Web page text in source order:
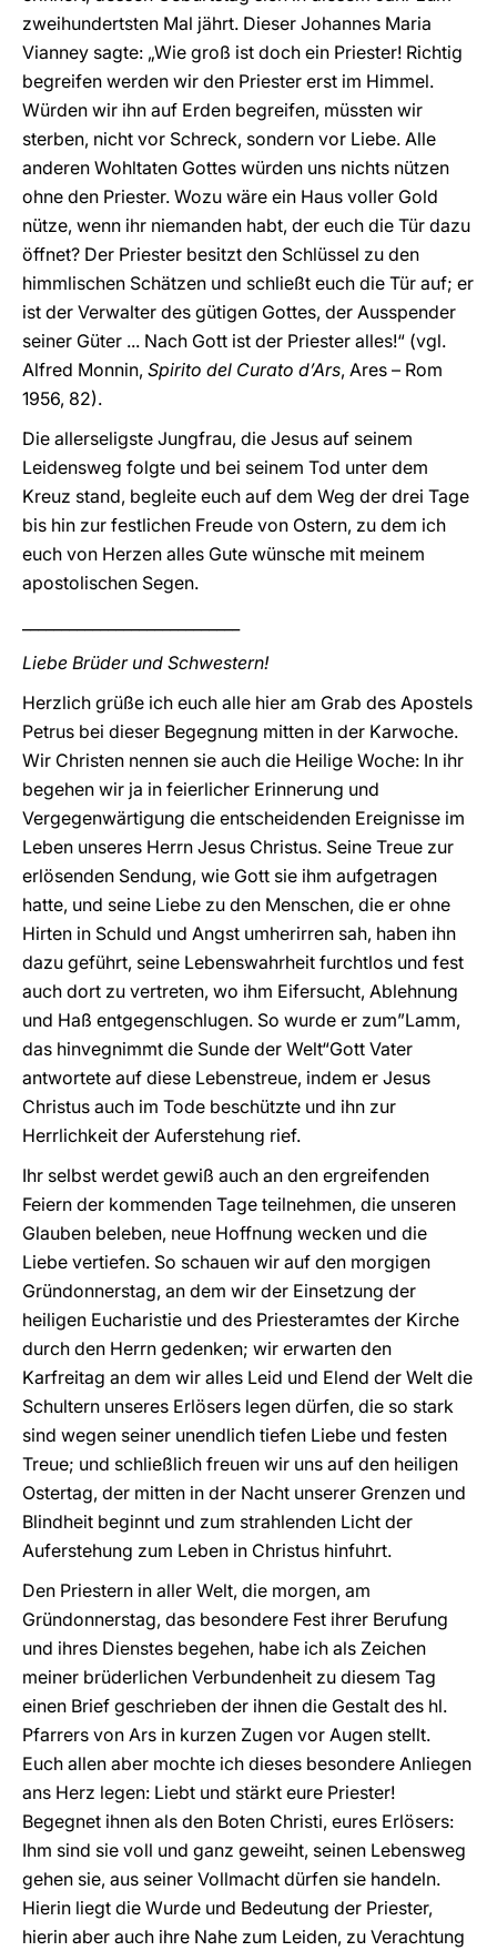
zweihundertsten Mal jährt. Dieser Johannes Maria
Vianney sagte: „Wie groß ist doch ein Priester! Richtig
begreifen werden wir den Priester erst im Himmel.
Würden wir ihn auf Erden begreifen, müssten wir
sterben, nicht vor Schreck, sondern vor Liebe. Alle
anderen Wohltaten Gottes würden uns nichts nützen
ohne den Priester. Wozu wäre ein Haus voller Gold
nütze, wenn ihr niemanden habt, der euch die Tür dazu
öffnet? Der Priester besitzt den Schlüssel zu den
himmlischen Schätzen und schließt euch die Tür auf; er
ist der Verwalter des gütigen Gottes, der Ausspender
seiner Güter ... Nach Gott ist der Priester alles!“ (vgl.
Alfred Monnin, Spirito del Curato d’Ars, Ares – Rom
1956, 82).
Die allerseligste Jungfrau, die Jesus auf seinem
Leidensweg folgte und bei seinem Tod unter dem
Kreuz stand, begleite euch auf dem Weg der drei Tage
bis hin zur festlichen Freude von Ostern, zu dem ich
euch von Herzen alles Gute wünsche mit meinem
apostolischen Segen.
Liebe Brüder und Schwestern!
Herzlich grüße ich euch alle hier am Grab des Apostels
Petrus bei dieser Begegnung mitten in der Karwoche.
Wir Christen nennen sie auch die Heilige Woche: In ihr
begehen wir ja in feierlicher Erinnerung und
Vergegenwärtigung die entscheidenden Ereignisse im
Leben unseres Herrn Jesus Christus. Seine Treue zur
erlösenden Sendung, wie Gott sie ihm aufgetragen
hatte, und seine Liebe zu den Menschen, die er ohne
Hirten in Schuld und Angst umherirren sah, haben ihn
dazu geführt, seine Lebenswahrheit furchtlos und fest
auch dort zu vertreten, wo ihm Eifersucht, Ablehnung
und Haß entgegenschlugen. So wurde er zum”Lamm,
das hinvegnimmt die Sunde der Welt“Gott Vater
antwortete auf diese Lebenstreue, indem er Jesus
Christus auch im Tode beschützte und ihn zur
Herrlichkeit der Auferstehung rief.
Ihr selbst werdet gewiß auch an den ergreifenden
Feiern der kommenden Tage teilnehmen, die unseren
Glauben beleben, neue Hoffnung wecken und die
Liebe vertiefen. So schauen wir auf den morgigen
Gründonnerstag, an dem wir der Einsetzung der
heiligen Eucharistie und des Priesteramtes der Kirche
durch den Herrn gedenken; wir erwarten den
Karfreitag an dem wir alles Leid und Elend der Welt die
Schultern unseres Erlösers legen dürfen, die so stark
sind wegen seiner unendlich tiefen Liebe und festen
Treue; und schließlich freuen wir uns auf den heiligen
Ostertag, der mitten in der Nacht unserer Grenzen und
Blindheit beginnt und zum strahlenden Licht der
Auferstehung zum Leben in Christus hinfuhrt.
Den Priestern in aller Welt, die morgen, am
Gründonnerstag, das besondere Fest ihrer Berufung
und ihres Dienstes begehen, habe ich als Zeichen
meiner brüderlichen Verbundenheit zu diesem Tag
einen Brief geschrieben der ihnen die Gestalt des hl.
Pfarrers von Ars in kurzen Zugen vor Augen stellt.
Euch allen aber mochte ich dieses besondere Anliegen
ans Herz legen: Liebt und stärkt eure Priester!
Begegnet ihnen als den Boten Christi, eures Erlösers:
Ihm sind sie voll und ganz geweiht, seinen Lebensweg
gehen sie, aus seiner Vollmacht dürfen sie handeln.
Hierin liegt die Wurde und Bedeutung der Priester,
hierin aber auch ihre Nahe zum Leiden, zu Verachtung